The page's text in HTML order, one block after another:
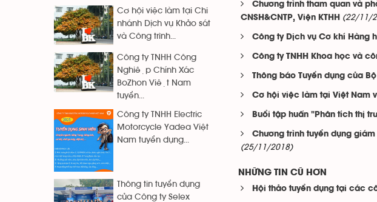
Chương trình tham quan và
CNSH&CNTP, Viện KTHH
(22/11/
Công ty Dịch vụ Cơ khí Hàng
Công ty TNHH Khoa học và
Thông báo Tuyển dụng của
Cơ hội việc làm tại Việt Nam
Buổi tập huấn "Phân tích thị
Chương trình tuyển dụng
(25/11/2018)
NHỮNG TIN CŨ HƠN
Hội thảo tuyển dụng tại các
Cơ hội việc làm tại Chi
nhánh Dịch vụ Khảo sát
và Công trình...
Công ty TNHH Công
Nghiệp Chính Xác
BoZhon Việt Nam
tuyển...
Công ty TNHH Electric
Motorcycle Yadea Việt
Nam tuyển dụng...
Thông tin tuyển dụng
của Công ty Selex